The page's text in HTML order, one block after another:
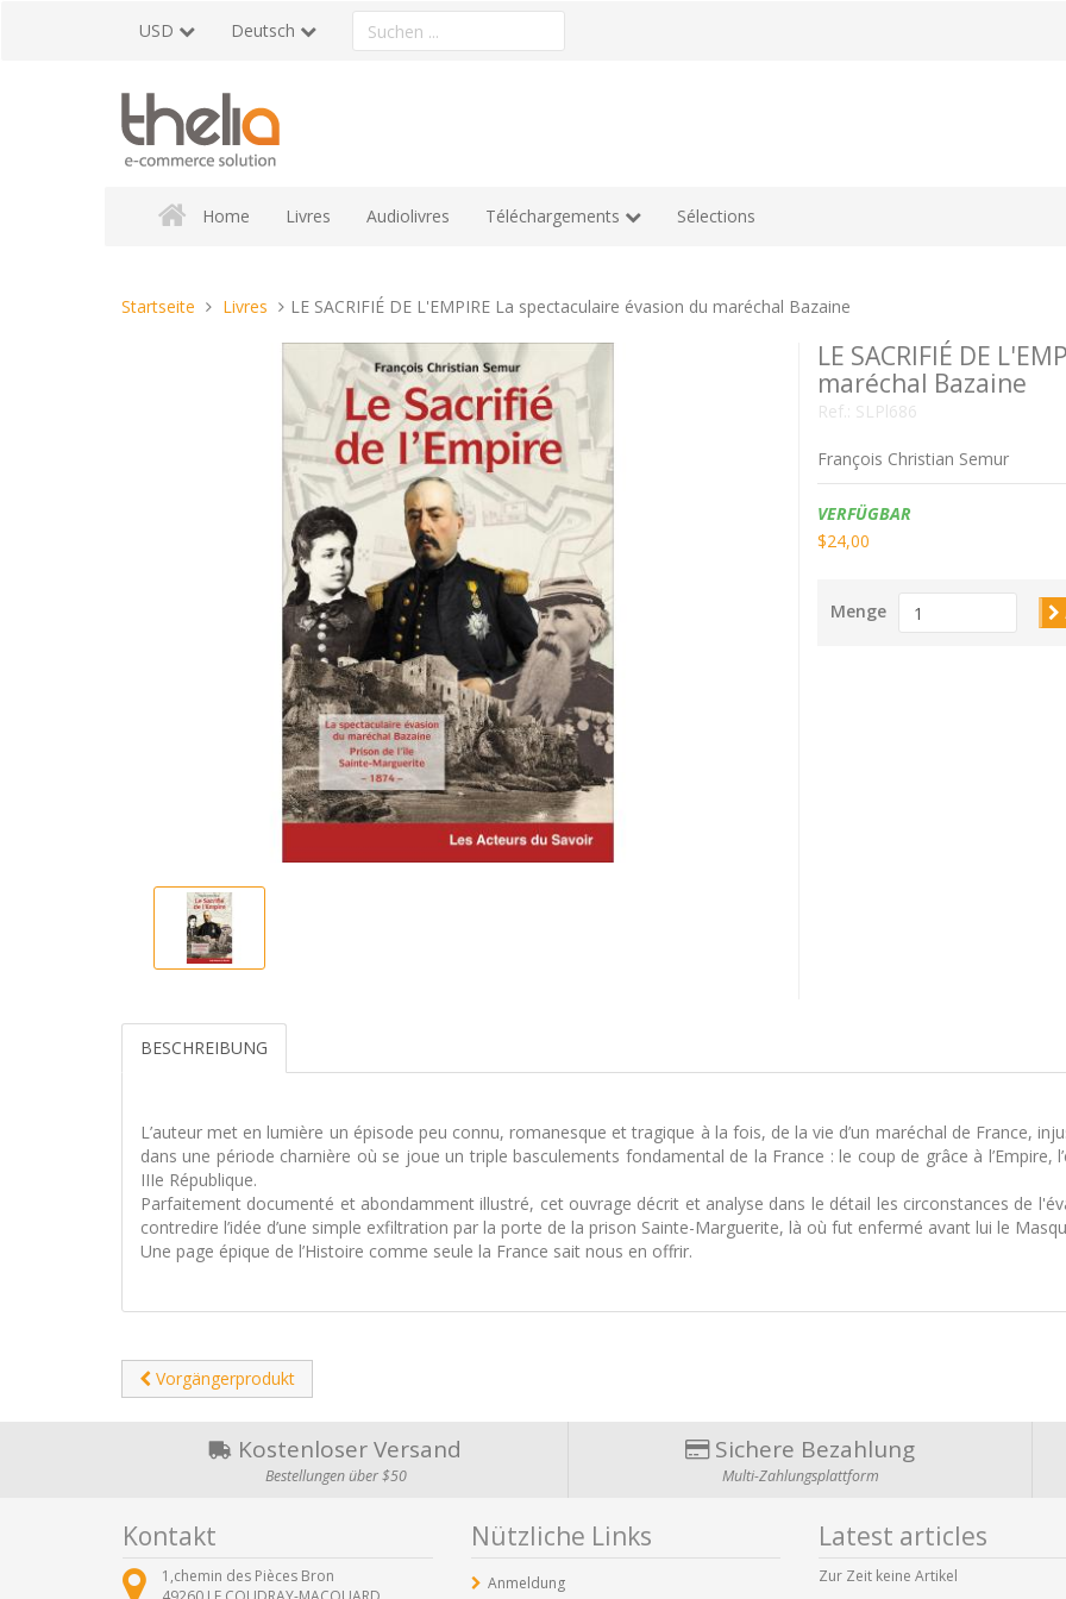
USD Deutsch
Ein
Produkt
Home Livres Audiolivres Téléchargements Sélections
Sie
Startseite Livres LE SACRIFIÉ DE L'EMPIRE La spectaculaire évasion du maréchal Bazaine
LE SACRIFIÉ DE
maréchal Bazaine
Ref.: SLPl686
François Christian Semur
Verfügbarkeit:
VERFÜGBAR
$24,00
Menge
BESCHREIBUNG
L’auteur met en lumière un épisode peu connu, romanesque et tragique à la fois, de la vie d’un maréchal de France,
dans une période charnière où se joue un triple basculements fondamental de la France : le coup de grâce à l’Empire,
IIIe République.
Parfaitement documenté et abondamment illustré, cet ouvrage décrit et analyse dans le détail les circonstances de
contredire l’idée d’une simple exfiltration par la porte de la prison Sainte-Marguerite, là où fut enfermé avant lui le
Une page épique de l’Histoire comme seule la France sait nous en offrir.
Vorgängerprodukt
Kostenloser Versand
Bestellungen über $50
Sichere Bezahlung
Multi-Zahlungsplattform
Kontakt
1,chemin des Pièces Bron
Nützliche Links
Anmeldung
Latest articles
Zur Zeit keine Artikel